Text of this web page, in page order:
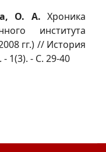
О. А. Хроника
института
гг.) // История
1(3). - С. 29-40
(1968-1972 гг.)